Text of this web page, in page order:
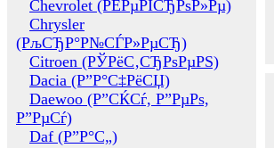
Chevrolet (РЁРµРІСЂРѕР»Рµ)
Chrysler
(РљСЂР°Р№СЃР»РµСЂ)
Citroen (РЎРёС‚СЂРѕРµРЅ)
Dacia (Р”Р°С‡РёСЏ)
Daewoo (Р”СЌСѓ, Р”РµРѕ,
Р”РµСѓ)
Daf (Р”Р°С„)